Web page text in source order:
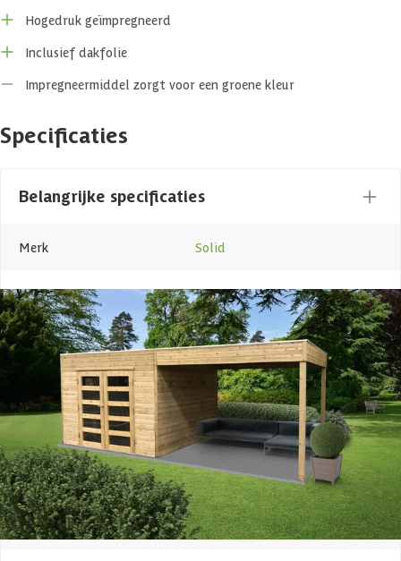
Hogedruk geïmpregneerd
Inclusief dakfolie
Impregneermiddel zorgt voor een groene kleur
Specificaties
Belangrijke specificaties
Merk Solid
Breedte 592 cm
Lengte 291 cm
Hoogte 225 cm
Oppervlakte 9 m2
Wanddikte 19 mm
Houtbehandeling Hogedruk geïmpregneerd